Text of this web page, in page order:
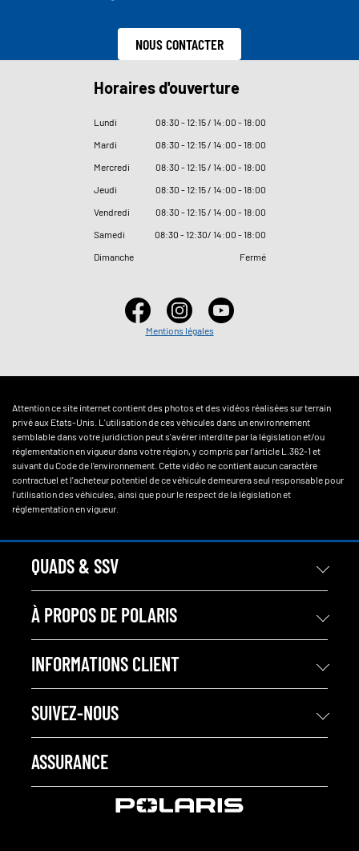
NOUS CONTACTER
Horaires d'ouverture
Lundi 08:30 - 12:15 / 14:00 - 18:00
Mardi
08:30 - 12:15 / 14:00 - 18:00
Mercredi
08:30 - 12:15 / 14:00 - 18:00
Jeudi
08:30 - 12:15 / 14:00 - 18:00
Vendredi
08:30 - 12:15 / 14:00 - 18:00
Samedi
08:30 - 12:30/ 14:00 - 18:00
Dimanche
Fermé
Mentions légales
Attention ce site internet contient des photos et des vidéos réalisées sur terrain
privé aux Etats-Unis. L'utilisation de ces véhicules dans un environnement
semblable dans votre juridiction peut s'avérer interdite par la législation et/ou
réglementation en vigueur dans votre région, y compris par l'article L.362-1 et
suivant du Code de l'environnement. Cette vidéo ne contient aucun caractère
contractuel et l'acheteur potentiel de ce véhicule demeurera seul responsable pour
l'utilisation des véhicules, ainsi que pour le respect de la législation et
réglementation en vigueur.
QUADS & SSV
À PROPOS DE POLARIS
INFORMATIONS CLIENT
SUIVEZ-NOUS
ASSURANCE